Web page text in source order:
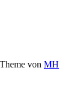
von MH